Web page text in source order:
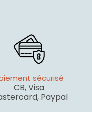
sécurisé
CB, Visa
Paypal